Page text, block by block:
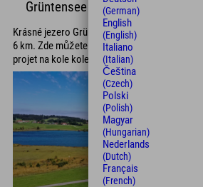
Grüntensee
Krásné jezero Grüntensee je od hotelu vzdálené
6 km. Zde můžete surfovat, plachtit nebo se
projet na kole kolem jezera.
(German)
English
(English)
Italiano
(Italian)
Čeština
(Czech)
Polski
(Polish)
Magyar
(Hungarian)
Nederlands
(Dutch)
Français
(French)